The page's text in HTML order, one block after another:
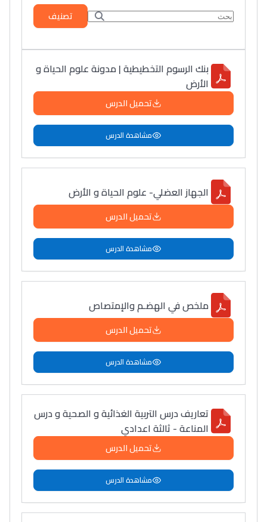
تصنيف
بنك الرسوم التخطيطية | مدونة علوم الحياة و
الأرض
تحميل الدرس
مشاهدة الدرس
الجهاز العضلي- علوم الحياة و الأرض
تحميل الدرس
مشاهدة الدرس
ملخص في الهضـم والإمتصاص
تحميل الدرس
مشاهدة الدرس
تعاريف درس التربية الغذائية و الصحية و درس
المناعة - ثالثة اعدادي
تحميل الدرس
مشاهدة الدرس